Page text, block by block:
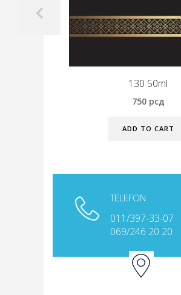
130 50ml
750 рсд
ADD TO CART
TELEFON
011/397-33-07
069/246 20 20
KONTAKTIRAJTE NAS